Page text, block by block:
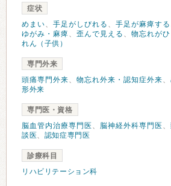
症状
めまい、 手足がしびれる 、 手足が麻痺する
ゆがみ・麻痺、 歪んで見える 、 物忘れが
れん（子供）
専門外来
頭痛専門外来、 物忘れ外来・認知症外来、
形外来
専門医・資格
脳血管内治療専門医 、 脳神経外科専門医 、
談医、 認知症専門医
診療科目
リハビリテーション科